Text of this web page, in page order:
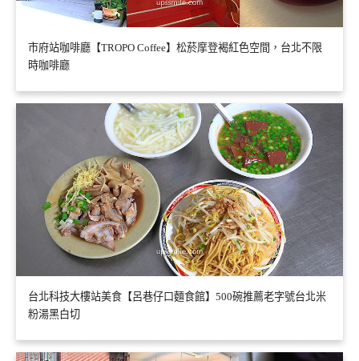
市府站咖啡廳【TROPO Coffee】松菸摩登褐紅色空間，台北不限
時咖啡廳
台北科技大樓站美食【呂巷仔口麵食館】500碗推薦老字號台北米
粉湯黑白切